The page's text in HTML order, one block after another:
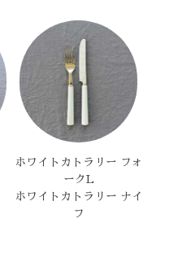
ホワイトカトラリー フォ
ークL
ホワイトカトラリー ナイ
フ